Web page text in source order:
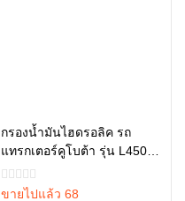
กรองน้ำมันไฮดรอลิค รถ
แทรกเตอร์คูโบต้า รุ่น L4508,
L4708, L5018 , W9501-
45101
ขายไปแล้ว 68
หยิบใส่ตะกร้า